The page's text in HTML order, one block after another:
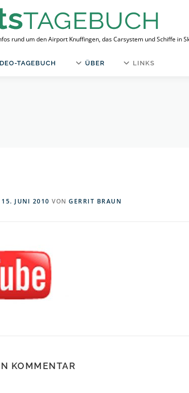
rund um den Airport Knuffingen, das Carsystem und Schiffe in
TAGEBUCH ÜBER LINKS
15. JUNI 2010 VON GERRIT BRAUN
KOMMENTAR